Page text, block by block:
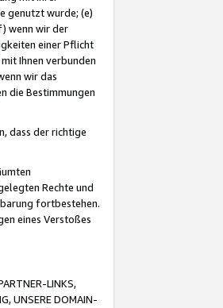
genutzt wurde; (e)
wenn wir der
einer Pflicht
Ihnen verbunden
wir das
die Bestimmungen
dass der richtige
Rechte und
fortbestehen.
eines Verstoßes
LINKS,
UNSERE DOMAIN-